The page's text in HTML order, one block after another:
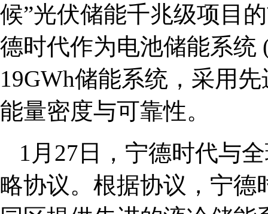
候”光伏储能千兆级项目
德时代作为电池储能系统
19GWh储能系统，采用
能量密度与可靠性。
1月27日，宁德时代与
略协议。根据协议，宁